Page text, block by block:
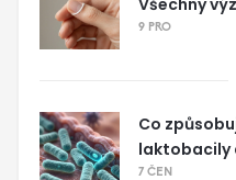
9 PRO
Co
laktobacily
7 ČEN